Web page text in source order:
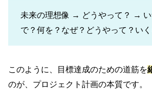
未来の理想像 → どうやって？ → い
で？何を？なぜ？どうやって？いく
このように、目標達成のための道筋を
のが、プロジェクト計画の本質です。